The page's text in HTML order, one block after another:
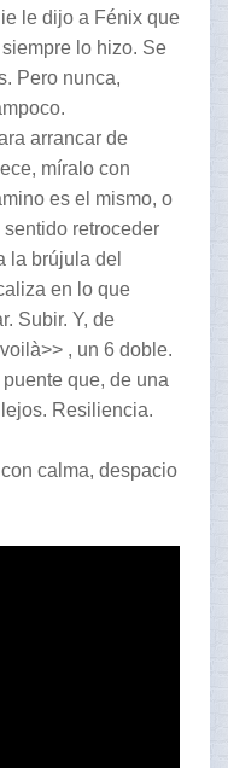
le dijo a Fénix que
lo hizo. Se
Pero nunca,
arrancar de
míralo con
es el mismo, o
retroceder
la brújula del
en lo que
Subir. Y, de
, un 6 doble.
que, de una
Resiliencia.
calma, despacio